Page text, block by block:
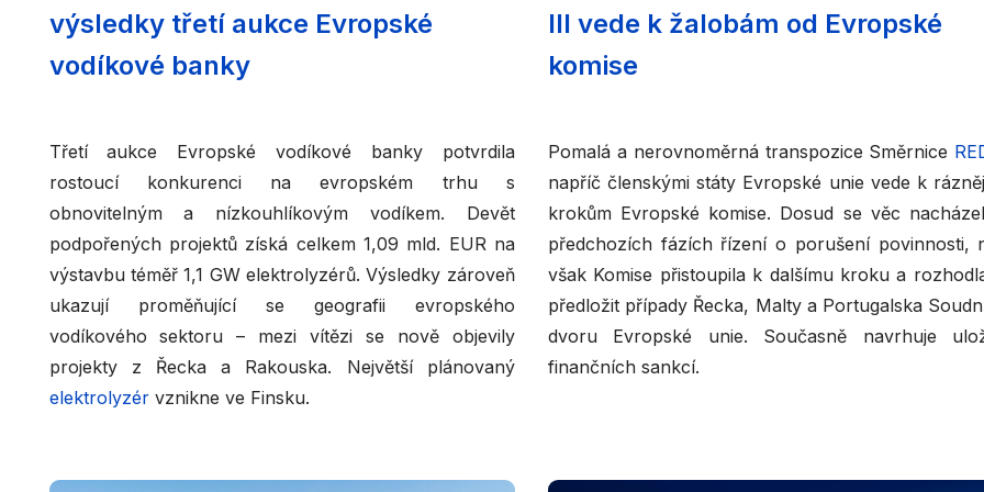
výsledky třetí aukce Evropské
vodíkové banky
Třetí aukce Evropské vodíkové banky potvrdila
rostoucí konkurenci na evropském trhu s
obnovitelným a nízkouhlíkovým vodíkem. Devět
podpořených projektů získá celkem 1,09 mld. EUR na
výstavbu téměř 1,1 GW elektrolyzérů. Výsledky zároveň
ukazují proměňující se geografii evropského
vodíkového sektoru – mezi vítězi se nově objevily
projekty z Řecka a Rakouska. Největší plánovaný
elektrolyzérvznikne ve Finsku.
III vede k žalobám od Evropské
komise
Pomalá a nerovnoměrná transpozice Směrnice
napříč členskými státy Evropské unie vede k
krokům Evropské komise. Dosud se věc
předchozích fázích řízení o porušení povinnosti,
však Komise přistoupila k dalšímu kroku a
předložit případy Řecka, Malty a Portugalska
dvoru Evropské unie. Současně navrhuje
finančních sankcí.